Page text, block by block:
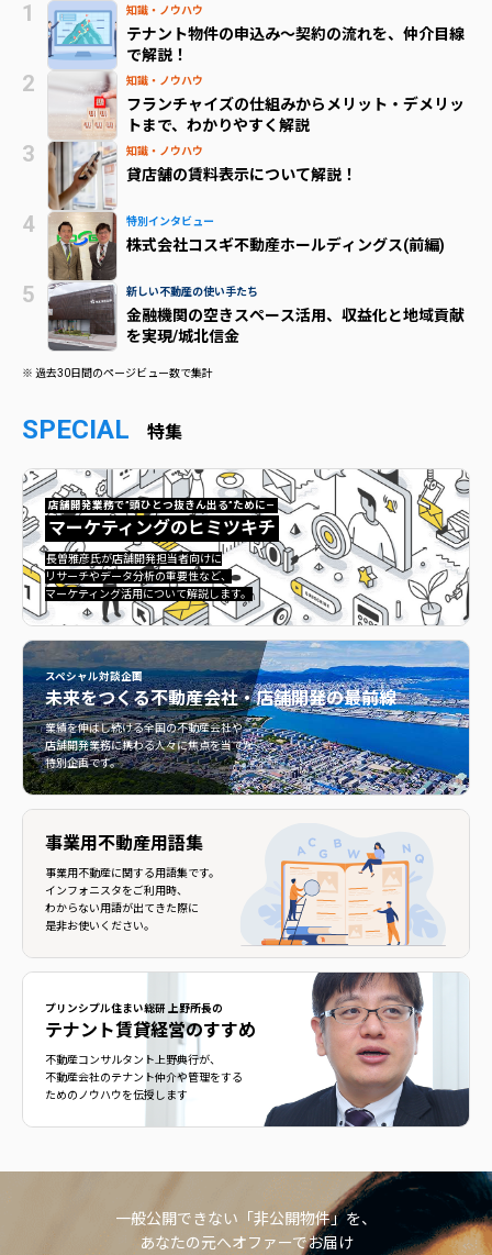
知識・ノウハウ
テナント物件の申込み～契約の流れを、仲介目線
で解説！
知識・ノウハウ
フランチャイズの仕組みからメリット・デメリッ
トまで、わかりやすく解説
知識・ノウハウ
貸店舗の賃料表示について解説！
特別インタビュー
株式会社コスギ不動産ホールディングス(前編)
新しい不動産の使い手たち
金融機関の空きスペース活用、収益化と地域貢献
を実現/城北信金
※ 過去30日間のページビュー数で集計
SPECIAL 特集
店舗開発業務で”頭ひとつ抜きん出る”ために—
マーケティングのヒミツキチ
長曽雅彦氏が店舗開発担当者向けに
リサーチやデータ分析の重要性など、
マーケティング活用について解説します。
マーケティングのヒミツキチ">
スペシャル対談企画
未来をつくる不動産会社・店舗開発の最前線
業績を伸ばし続ける全国の不動産会社や
店舗開発業務に携わる人々に焦点を当てた
特別企画です。
不動産会社・店舗開発の最前線">
事業用不動産用語集
事業用不動産に関する用語集です。
インフォニスタをご利用時、
わからない用語が出てきた際に
是非お使いください。
プリンシプル住まい総研 上野所長の
テナント賃貸経営のすすめ
不動産コンサルタント上野典行が、
不動産会社のテナント仲介や管理をする
ためのノウハウを伝授します
一般公開できない「非公開物件」を、
あなたの元へオファーでお届け